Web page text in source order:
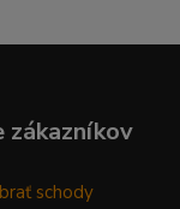
zákazníkov
schody